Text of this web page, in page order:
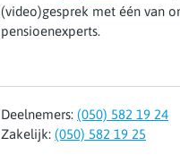
(video)gesprek met één van
pensioenexperts.
Deelnemers: (050) 582 19 24
Zakelijk: (050) 582 19 25